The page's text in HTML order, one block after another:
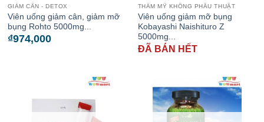
GIẢM CÂN - DETOX
Viên uống giảm cân, giảm mỡ
bụng Rohto 5000mg...
₫974,000
THẨM MỸ KHÔNG PHẪU THUẬT
Viên uống giảm mỡ bụng
Kobayashi Naishituro Z
5000mg...
ĐÃ BÁN HẾT